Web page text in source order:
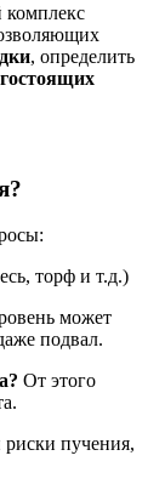
, определить
торф и т.д.)
может
подвал.
От этого
риски пучения,